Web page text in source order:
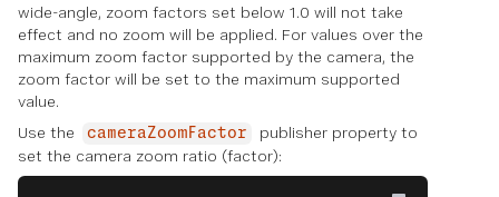
wide-angle, zoom factors set below 1.0 will not take
effect and no zoom will be applied. For values over the
maximum zoom factor supported by the camera, the
zoom factor will be set to the maximum supported
value.
Use the
cameraZoomFactor
publisher property to
set the camera zoom ratio (factor):